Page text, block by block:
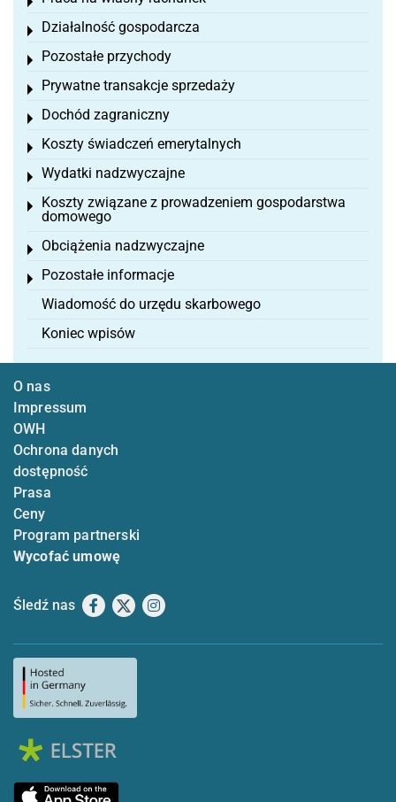
Działalność gospodarcza
Toggle menu
Pozostałe przychody
Toggle menu
Prywatne transakcje sprzedaży
Toggle menu
Dochód zagraniczny
Toggle menu
Koszty świadczeń emerytalnych
Toggle menu
Wydatki nadzwyczajne
Toggle menu
Koszty związane z prowadzeniem gospodarstwa
domowego
Toggle menu
Obciążenia nadzwyczajne
Toggle menu
Pozostałe informacje
Toggle menu
Wiadomość do urzędu skarbowego
Koniec wpisów
O nas
Impressum
OWH
Ochrona danych
dostępność
Prasa
Ceny
Program partnerski
Wycofać umowę
Śledź nas Facebook
X Instagram